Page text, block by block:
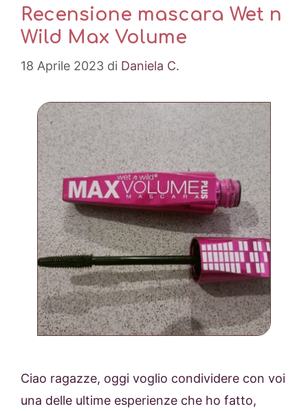
Recensione mascara Wet n
Wild Max Volume
18 Aprile 2023 di Daniela C.
Ciao ragazze, oggi voglio condividere con voi
una delle ultime esperienze che ho fatto,